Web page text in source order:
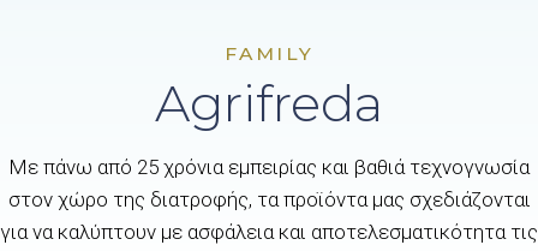
FAMILY
Agrifreda
Με πάνω από 25 χρόνια εμπειρίας και βαθιά τεχνογνωσία
στον χώρο της διατροφής, τα προϊόντα μας σχεδιάζονται
για να καλύπτουν με ασφάλεια και αποτελεσματικότητα τις